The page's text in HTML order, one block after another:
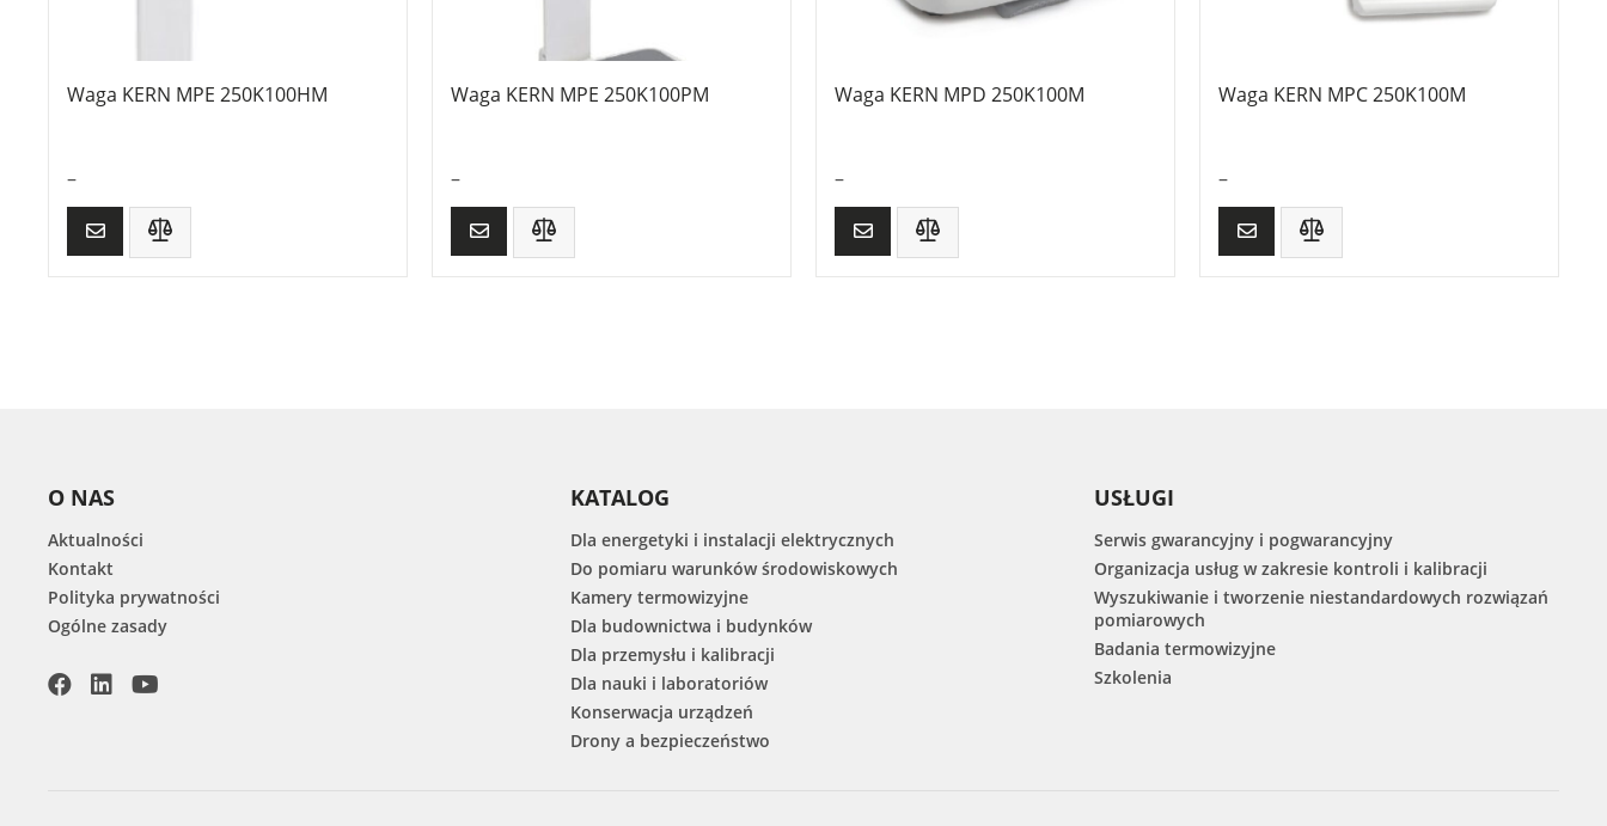
Waga KERN MPE 250K100HM
–
Waga KERN MPE 250K100PM
–
Waga KERN MPD 250K100M
–
Waga KERN MPC 250K100M
–
O NAS
Aktualności
Kontakt
Polityka prywatności
Ogólne zasady
KATALOG
Dla energetyki i instalacji elektrycznych
Do pomiaru warunków środowiskowych
Kamery termowizyjne
Dla budownictwa i budynków
Dla przemysłu i kalibracji
Dla nauki i laboratoriów
Konserwacja urządzeń
Drony a bezpieczeństwo
USŁUGI
Serwis gwarancyjny i pogwarancyjny
Organizacja usług w zakresie kontroli i kalibracji
Wyszukiwanie i tworzenie niestandardowych rozwiązań
pomiarowych
Badania termowizyjne
Szkolenia